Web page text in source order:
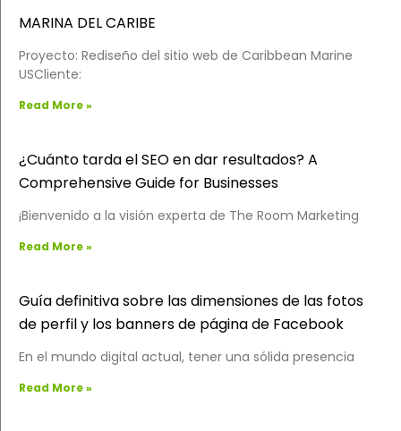
MARINA DEL CARIBE
Proyecto: Rediseño del sitio web de Caribbean Marine
USCliente:
Read More »
¿Cuánto tarda el SEO en dar resultados? A
Comprehensive Guide for Businesses
¡Bienvenido a la visión experta de The Room Marketing
Read More »
Guía definitiva sobre las dimensiones de las fotos
de perfil y los banners de página de Facebook
En el mundo digital actual, tener una sólida presencia
Read More »